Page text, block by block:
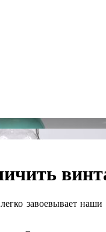
завоевывает